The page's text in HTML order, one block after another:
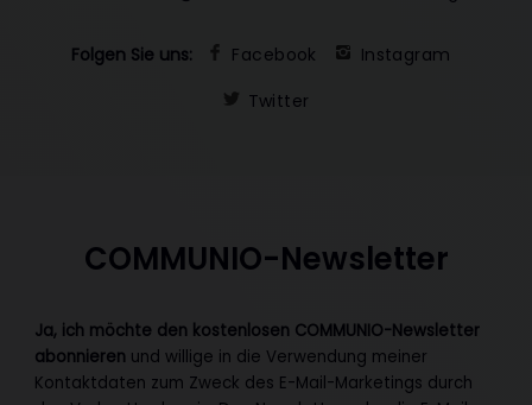
Folgen Sie uns: Facebook
Instagram
Twitter
COMMUNIO-Newsletter
Ja, ich möchte den kostenlosen COMMUNIO-Newsletter
abonnieren und willige in die Verwendung meiner
Kontaktdaten zum Zweck des E-Mail-Marketings durch